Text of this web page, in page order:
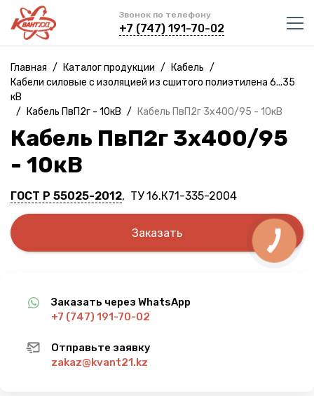
Звонок по телефону
+7 (747) 191-70-02
Главная / Каталог продукции / Кабель /
Кабели силовые с изоляцией из сшитого полиэтилена 6...35
кВ
/
Кабель ПвП2г - 10кВ / Кабель ПвП2г 3х400/95 - 10кВ
Кабель ПвП2г 3х400/95
- 10кВ
ГОСТ Р 55025-2012, ТУ 16.К71-335-2004
Заказать
Заказать через WhatsApp
+7 (747) 191-70-02
Отправьте заявку
zakaz@kvant21.kz